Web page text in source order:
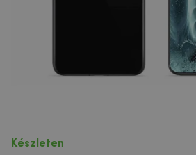
Készleten